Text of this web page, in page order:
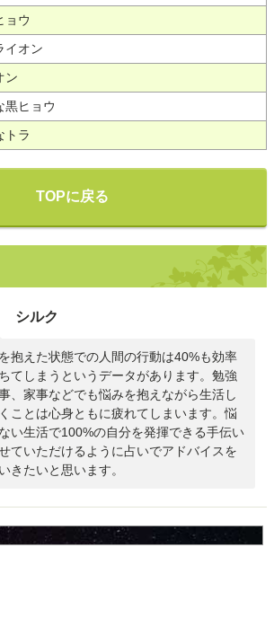
ョウ
イオン
ン
黒ヒョウ
トラ
TOPに戻る
シルク
抱えた状態での人間の行動は40%も効率
てしまうというデータがあります。勉強
、家事などでも悩みを抱えながら生活し
ことは心身ともに疲れてしまいます。悩
い生活で100%の自分を発揮できる手伝い
ていただけるように占いでアドバイスを
きたいと思います。